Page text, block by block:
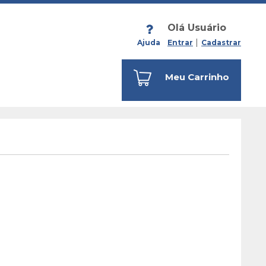
Ajuda
Olá Usuário
Entrar Cadastrar
Meu Carrinho